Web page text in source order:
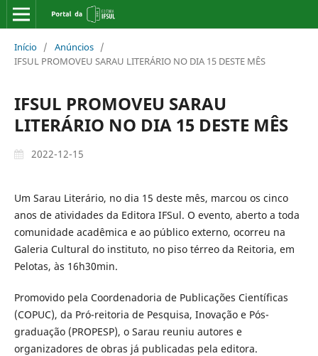
Início / Anúncios /
IFSUL PROMOVEU SARAU LITERÁRIO NO DIA 15 DESTE MÊS
IFSUL PROMOVEU SARAU
LITERÁRIO NO DIA 15 DESTE MÊS
2022-12-15
Um Sarau Literário, no dia 15 deste mês, marcou os cinco
anos de atividades da Editora IFSul. O evento, aberto a toda
comunidade acadêmica e ao público externo, ocorreu na
Galeria Cultural do instituto, no piso térreo da Reitoria, em
Pelotas, às 16h30min.
Promovido pela Coordenadoria de Publicações Científicas
(COPUC), da Pró-reitoria de Pesquisa, Inovação e Pós-
graduação (PROPESP), o Sarau reuniu autores e
organizadores de obras já publicadas pela editora.